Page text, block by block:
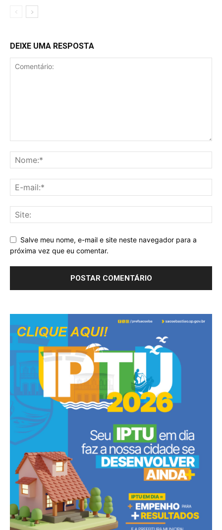
DEIXE UMA RESPOSTA
Salve meu nome, e-mail e site neste navegador para a
próxima vez que eu comentar.